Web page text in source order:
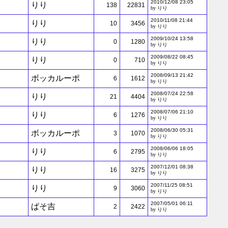
りり 138 22831
2010/12/08 23:05
by りり
りり 10 3456
2010/11/08 21:44
by りり
りり 0 1280
2009/10/24 13:58
by りり
りり 0 710
2009/08/22 08:45
by りり
ボッカルーポ 6 1612
2008/09/13 21:42
by りり
りり 21 4404
2008/07/24 22:58
by りり
りり 6 1276
2008/07/06 21:10
by りり
ボッカルーポ 3 1070
2008/06/30 05:31
by りり
りり 6 2795
2008/06/06 18:05
by りり
りり 16 3275
2007/12/01 08:38
by りり
りり 9 3060
2007/11/25 08:51
by りり
ぱそ吉 2 2422
2007/05/01 06:11
by りり